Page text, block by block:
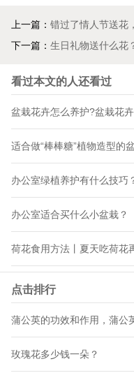
上一篇： 错过了情人节送花
下一篇： 生日礼物送什么花
看过本文的人还看过
盆栽花卉怎么养护?盆栽花
适合做“棒棒糖”植物造型的
办公室绿植养护有什么技巧
办公室适合买什么小盆栽？
荷花食用方法丨夏天吃荷花
点击排行
蒲公英的功效和作用，蒲公
玫瑰花多少钱一朵？